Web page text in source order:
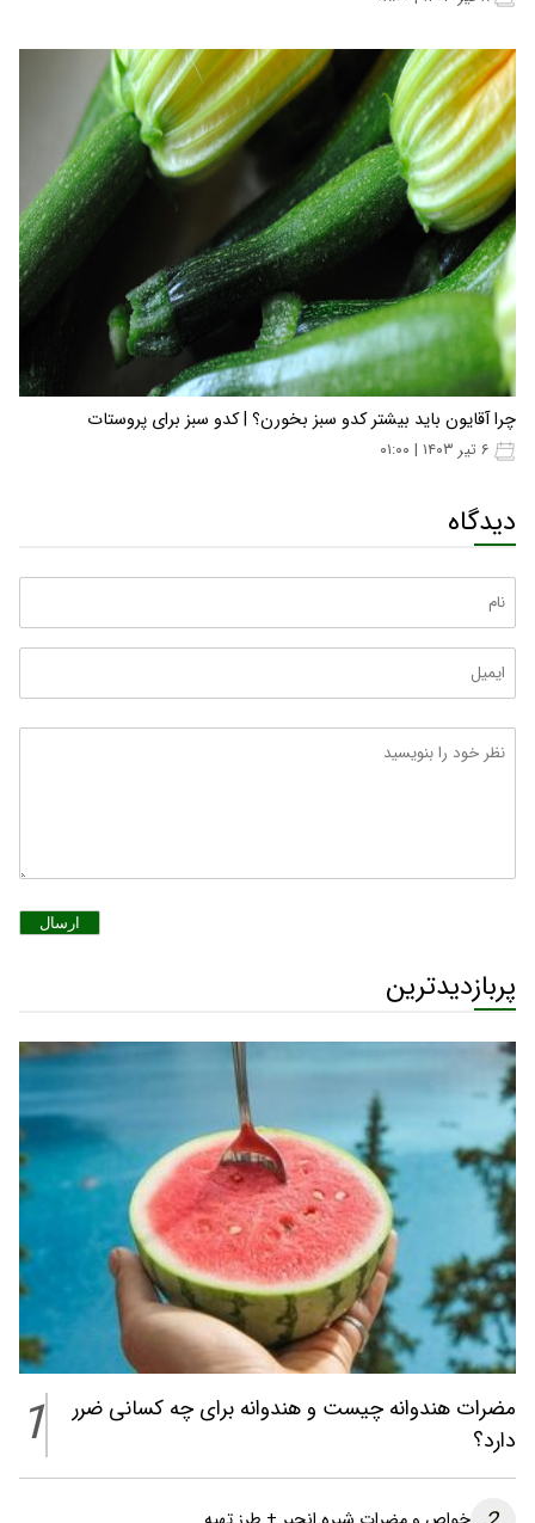
چرا آقایون باید بیشتر کدو سبز بخورن؟ | کدو سبز برای پروستات
دیدگاه
ارسال
پربازدیدترین
مضرات هندوانه چیست و هندوانه برای چه کسانی ضرر
دارد؟
1